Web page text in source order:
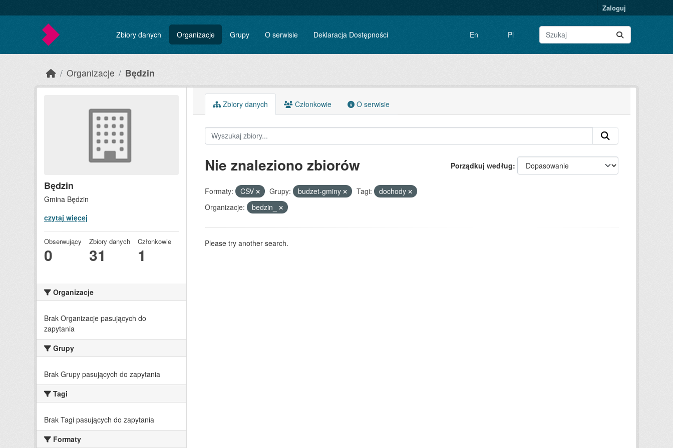
Zaloguj
Zbiory danych Organizacje Grupy O serwisie Deklaracja Dostępności En Pl
Organizacje Będzin
Będzin
Gmina Będzin
czytaj więcej
Obserwujący
0
Zbiory danych
31
Członkowie
1
Organizacje
Brak Organizacje pasujących do
zapytania
Grupy
Brak Grupy pasujących do zapytania
Tagi
Brak Tagi pasujących do zapytania
Formaty
Zbiory danych Członkowie O serwisie
Porządkuj według
Nie znaleziono zbiorów
Formaty: CSV Grupy: budzet-gminy Tagi:
dochody
Organizacje:
bedzin_
Please try another search.